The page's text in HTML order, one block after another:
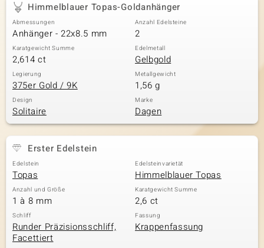
Collection
Classics
Himmelblauer Topas-Goldanhänger
Abmessungen
Anhänger - 22x8.5 mm
Anzahl Edelsteine
2
Karatgewicht Summe
2,614 ct
Edelmetall
Gelbgold
Legierung
375er Gold / 9K
Metallgewicht
1,56 g
Design
Solitaire
Marke
Dagen
Erster Edelstein
Edelstein
Topas
Edelsteinvarietät
Himmelblauer Topas
Anzahl und Größe
1 à 8 mm
Karatgewicht Summe
2,6 ct
Schliff
Runder Präzisionsschliff,
Facettiert
Fassung
Krappenfassung